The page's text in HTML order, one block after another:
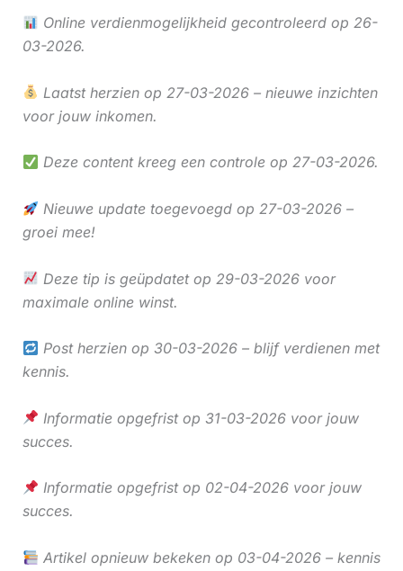
Online verdienmogelijkheid gecontroleerd op 26-
03-2026.
Laatst herzien op 27-03-2026 – nieuwe inzichten
voor jouw inkomen.
Deze content kreeg een controle op 27-03-2026.
Nieuwe update toegevoegd op 27-03-2026 –
groei mee!
Deze tip is geüpdatet op 29-03-2026 voor
maximale online winst.
Post herzien op 30-03-2026 – blijf verdienen met
kennis.
Informatie opgefrist op 31-03-2026 voor jouw
succes.
Informatie opgefrist op 02-04-2026 voor jouw
succes.
Artikel opnieuw bekeken op 03-04-2026 – kennis